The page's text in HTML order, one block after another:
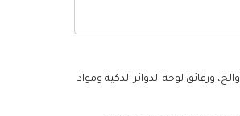
تستخدم كل بطارية Intermec CK3C1 مستبدلة الخلايا من بطاريات الليثيوم أيون عالية الجودة من الدرجة A+ من الشركات المصنعة الأصلية مثل Samsung وPanasonic وLG والخ، ورقائق لوحة الدوائر الذكية ومواد